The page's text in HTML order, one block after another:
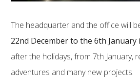
The headquarter and the office will
22nd December to the 6th January
after the holidays, from 7th January,
adventures and many new projects.